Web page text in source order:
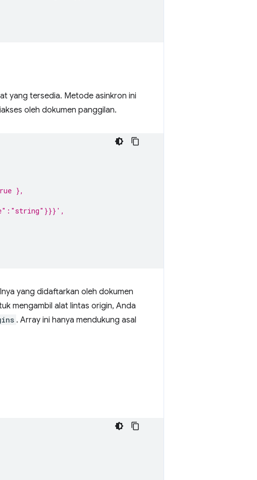
yang tersedia. Metode asinkron ini
oleh dokumen panggilan.
},
yang didaftarkan oleh dokumen
mengambil alat lintas origin, Anda
. Array ini hanya mendukung asal